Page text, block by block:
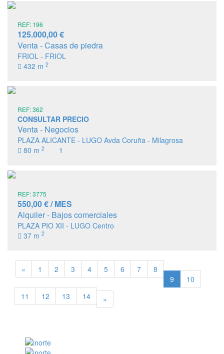
REF: 196
125.000,00 €
Venta - Casas de piedra
FRIOL - FRIOL
432 m 2
REF: 362
CONSULTAR PRECIO
Venta - Negocios
PLAZA ALICANTE - LUGO Avda Coruña - Milagrosa
80 m 2 1
REF: 3775
550,00 € / MES
Alquiler - Bajos comerciales
PLAZA PIO XII - LUGO Centro
37 m 2
« 1 2 3 4 5 6 7
8
9
10
11
12 13 14 »